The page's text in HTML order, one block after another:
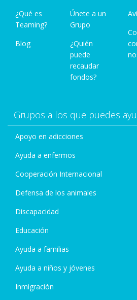
¿Qué es
Teaming?
Blog
Únete a un
Grupo
¿Quién
puede
recaudar
fondos?
Grupos a los que puedes
Apoyo en adicciones
Ayuda a enfermos
Cooperación Internacional
Defensa de los animales
Discapacidad
Educación
Ayuda a familias
Ayuda a niños y jóvenes
Inmigración